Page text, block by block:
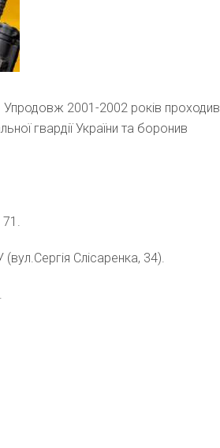
Упродовж 2001-2002 років проходив
гвардії України та боронив
71.
Слісаренка, 34).